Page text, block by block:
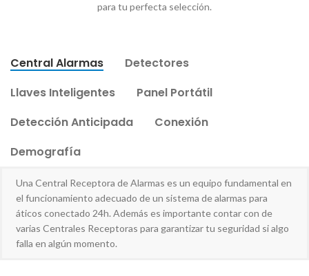
para tu perfecta selección.
Central Alarmas
Detectores
Llaves Inteligentes
Panel Portátil
Detección Anticipada
Conexión
Demografía
Una Central Receptora de Alarmas es un equipo fundamental en
el funcionamiento adecuado de un sistema de alarmas para
áticos conectado 24h. Además es importante contar con de
varias Centrales Receptoras para garantizar tu seguridad si algo
falla en algún momento.